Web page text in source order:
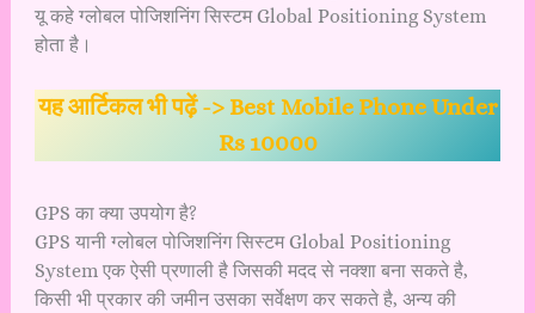
यू कहे ग्लोबल पोजिशनिंग सिस्टम Global Positioning System
होता है।
यह आर्टिकल भी पढ़ें -> Best Mobile Phone Under
Rs 10000
GPS का क्या उपयोग है?
GPS यानी ग्लोबल पोजिशनिंग सिस्टम Global Positioning
System एक ऐसी प्रणाली है जिसकी मदद से नक्शा बना सकते है,
किसी भी प्रकार की जमीन उसका सर्वेक्षण कर सकते है, अन्य की